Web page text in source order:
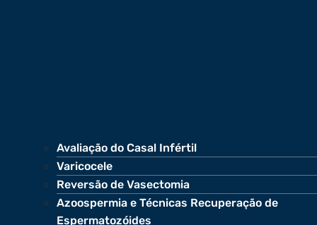
Avaliação do Casal Infértil
Varicocele
Reversão de Vasectomia
Azoospermia e Técnicas Recuperação de
Espermatozóides